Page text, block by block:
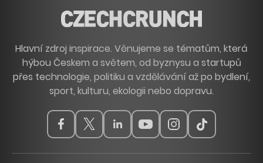
Hlavní zdroj inspirace. Věnujeme se tématům, která
hýbou Českem a světem, od byznysu a startupů
přes technologie, politiku a vzdělávání až po bydlení,
sport, kulturu, ekologii nebo dopravu.